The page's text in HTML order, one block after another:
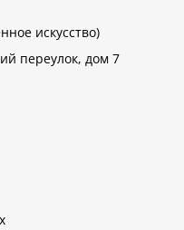
искусство)
переулок, дом 7